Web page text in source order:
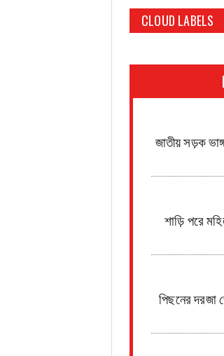
CLOUD LABELS
জাতীয় সড়ক
শাড়ি পরে
পিছনের দরজা